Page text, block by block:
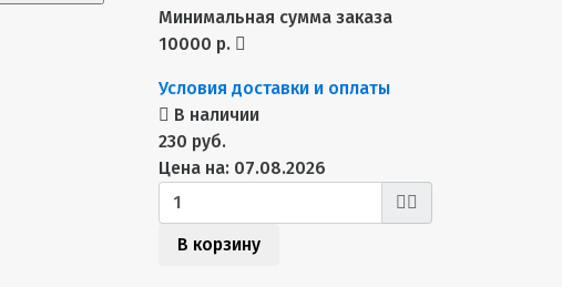
Минимальная сумма заказа
10000 р.
Условия доставки и оплаты
В наличии
230 руб.
Цена на: 07.08.2026
В корзину